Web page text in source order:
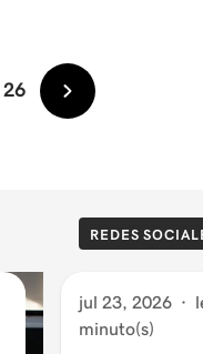
26
Más
REDES
jul 23, 2026 ·
minuto(s)